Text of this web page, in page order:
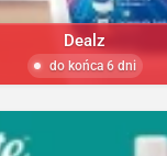
Dealz
do końca 6 dni